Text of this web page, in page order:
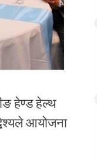
हेण्ड हेल्थ
आयोजना